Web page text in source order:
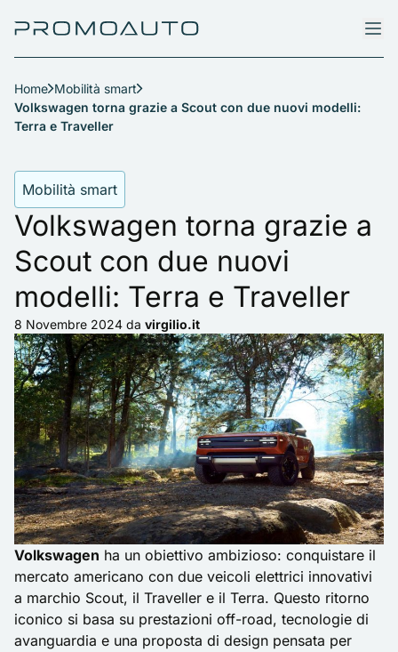
Home Mobilità smart
Volkswagen torna grazie a Scout con due nuovi modelli:
Terra e Traveller
Mobilità smart
Volkswagen torna grazie a
Scout con due nuovi
modelli: Terra e Traveller
8 Novembre 2024 da virgilio.it
Volkswagen ha un obiettivo ambizioso: conquistare il
mercato americano con due veicoli elettrici innovativi
a marchio Scout, il Traveller e il Terra. Questo ritorno
iconico si basa su prestazioni off-road, tecnologie di
avanguardia e una proposta di design pensata per